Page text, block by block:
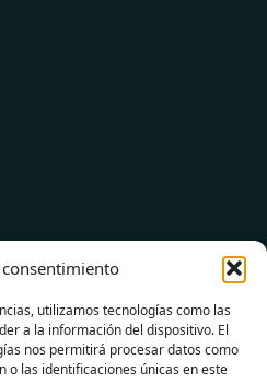
utilizamos tecnologías como las
a la información del dispositivo. El
nos permitirá procesar datos como
o las identificaciones únicas en este